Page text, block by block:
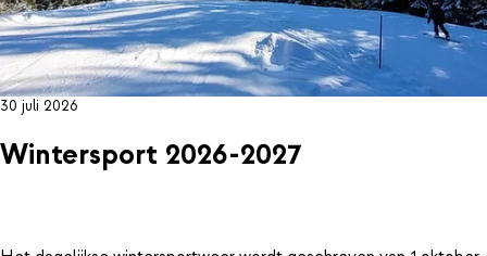
30 juli 2026
Wintersport 2026-2027